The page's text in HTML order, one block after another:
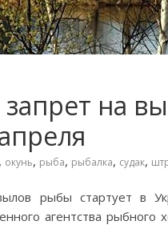
на
, окунь, рыба, рыбалка, судак,
рыбы стартует в
агентства